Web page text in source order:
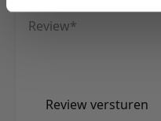
Review
Review versturen